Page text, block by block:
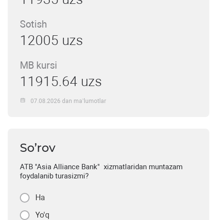
Sotish
12005 uzs
MB kursi
11915.64 uzs
07.08.2026 dan ma’lumotlar
So’rov
ATB "Asia Alliance Bank" xizmatlaridan muntazam
foydalanib turasizmi?
Ha
Yo'q